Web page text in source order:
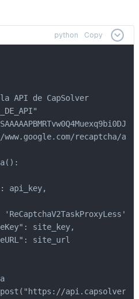
python Copy
API de CapSolver
recaptcha/
api_key,
site_key,
site_url